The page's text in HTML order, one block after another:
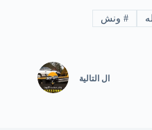
# ونش
ال التالية